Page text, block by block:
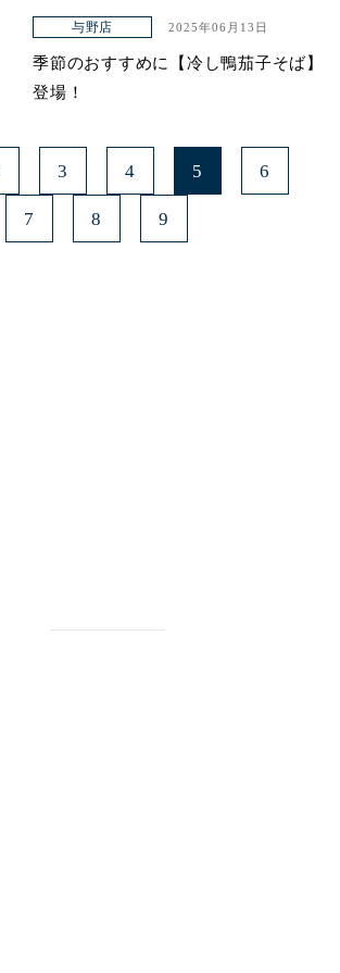
与野店 2025年06月13日
季節のおすすめに【冷し鴨茄子そば】
登場！
3 4 5 6
7 8 9